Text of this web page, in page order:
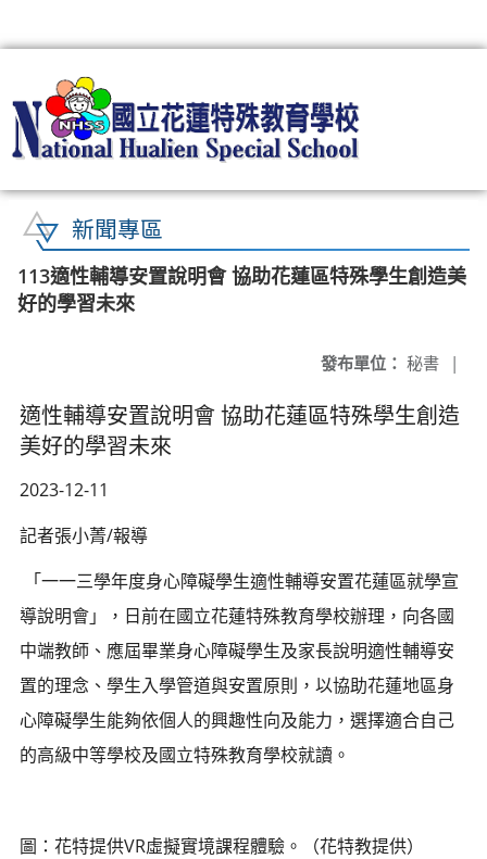
新聞專區
113適性輔導安置說明會 協助花蓮區特殊學生創造美
好的學習未來
發布單位： 秘書 |
適性輔導安置說明會 協助花蓮區特殊學生創造
美好的學習未來
2023-12-11
記者張小菁/報導
「一一三學年度身心障礙學生適性輔導安置花蓮區就學宣
導說明會」，日前在國立花蓮特殊教育學校辦理，向各國
中端教師、應屆畢業身心障礙學生及家長說明適性輔導安
置的理念、學生入學管道與安置原則，以協助花蓮地區身
心障礙學生能夠依個人的興趣性向及能力，選擇適合自己
的高級中等學校及國立特殊教育學校就讀。
圖：花特提供VR虛擬實境課程體驗。（花特教提供）